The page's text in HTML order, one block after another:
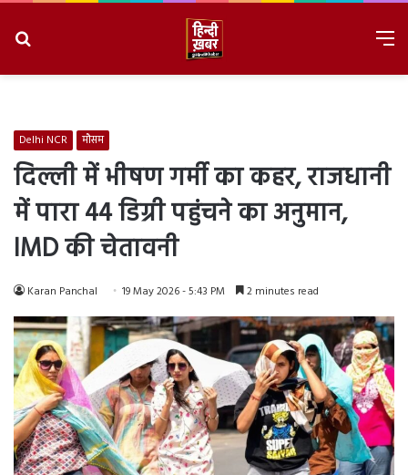
Delhi NCR मौसम
दिल्ली में भीषण गर्मी का कहर, राजधानी
में पारा 44 डिग्री पहुंचने का अनुमान,
IMD की चेतावनी
Karan Panchal 19 May 2026 - 5:43 PM 2 minutes read